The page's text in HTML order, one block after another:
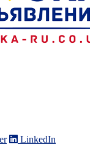
LinkedIn